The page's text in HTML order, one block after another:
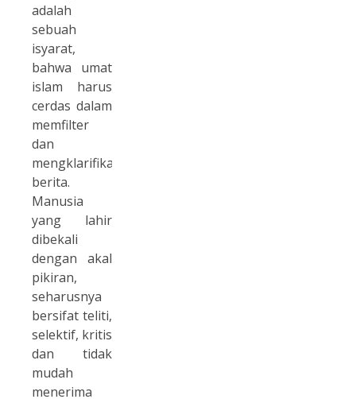
adalah
sebuah
isyarat,
bahwa umat
islam harus
cerdas dalam
memfilter
dan
mengklarifikasi
berita.
Manusia
yang lahir
dibekali
dengan akal
pikiran,
seharusnya
bersifat teliti,
selektif, kritis
dan tidak
mudah
menerima